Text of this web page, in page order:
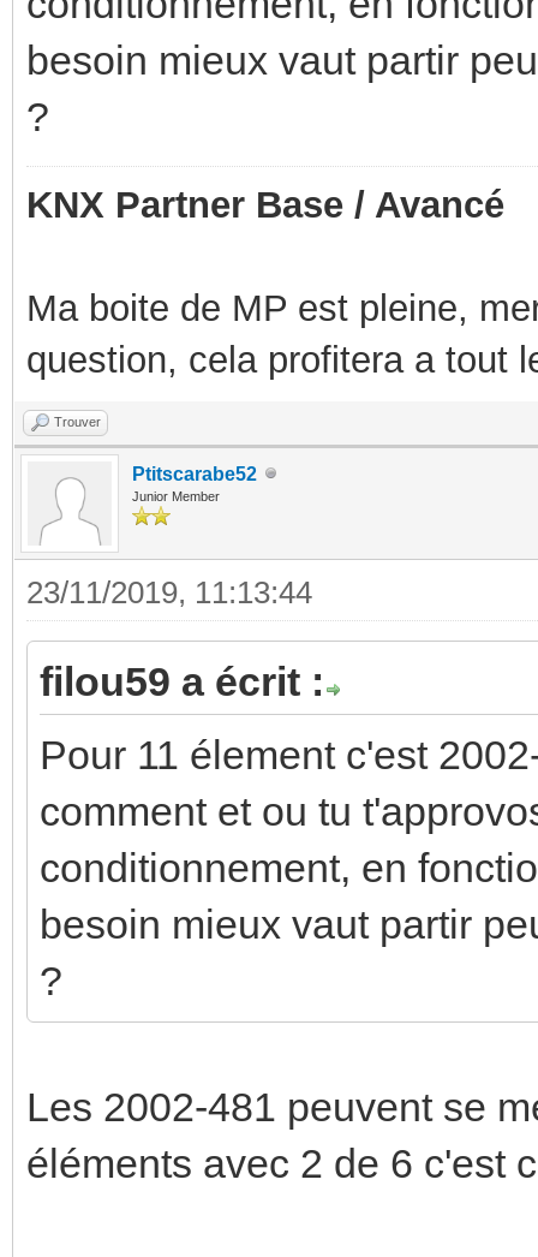
besoin mieux vaut partir
?
KNX Partner Base / Avancé
Ma boite de MP est pleine,
question, cela profitera a tout
Trouver
Ptitscarabe52
Junior Member
23/11/2019, 11:13:44
filou59 a écrit :
Pour 11 élement c'est
comment et ou tu
conditionnement, en
besoin mieux vaut partir
?
Les 2002-481 peuvent se
éléments avec 2 de 6 c'est